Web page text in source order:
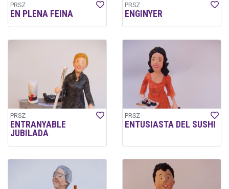
PRSZ
EN PLENA FEINA
PRSZ
ENGINYER
PRSZ
ENTRANYABLE
JUBILADA
PRSZ
ENTUSIASTA DEL SUSHI